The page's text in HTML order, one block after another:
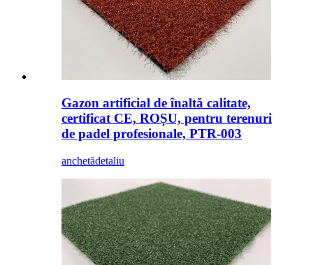
Gazon artificial de înaltă calitate,
certificat CE, ROȘU, pentru terenuri
de padel profesionale, PTR-003
anchetădetaliu